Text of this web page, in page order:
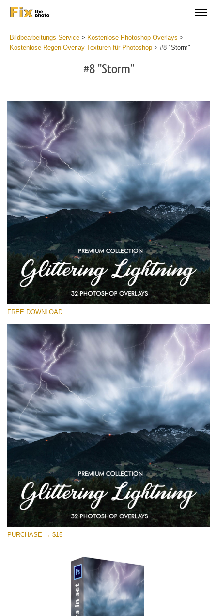
Bildbearbeitungs Service > Kostenlose Photoshop Overlays >
Kostenlose Regen-Overlay-Texturen für Photoshop > #8 "Storm"
#8 "Storm"
Free Photoshop Overlay
Small 800*533px
Glittering Lightning
(32 Overlays)
Entire Collection
(1783 Overlays)
Large 6000*4000px
Kostenloser Download
FREE DOWNLOAD
PURCHASE → $15